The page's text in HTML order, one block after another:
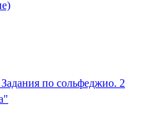
по сольфеджио. 2